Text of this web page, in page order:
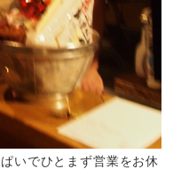
いでひとまず営業をお休